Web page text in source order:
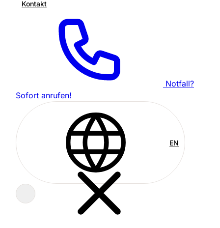
Kontakt
Notfall?
Sofort anrufen!
EN